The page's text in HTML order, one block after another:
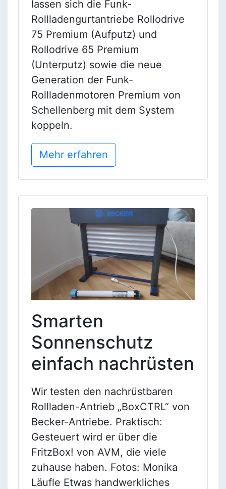
lassen sich die Funk-
Rollladengurtantriebe Rollodrive
75 Premium (Aufputz) und
Rollodrive 65 Premium
(Unterputz) sowie die neue
Generation der Funk-
Rollladenmotoren Premium von
Schellenberg mit dem System
koppeln.
Mehr erfahren
Smarten
Sonnenschutz
einfach nachrüsten
Wir testen den nachrüstbaren
Rollladen-Antrieb „BoxCTRL“ von
Becker-Antriebe. Praktisch:
Gesteuert wird er über die
FritzBox! von AVM, die viele
zuhause haben. Fotos: Monika
Läufle Etwas handwerkliches